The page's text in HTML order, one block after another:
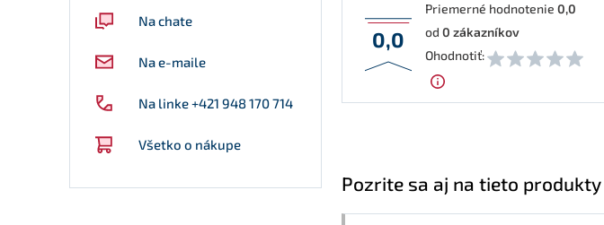
Na chate
Na e-maile
Na linke +421 948 170 714
Všetko o nákupe
0,0
Priemerné hodnotenie0,0
od0 zákazníkov
Ohodnotiť:
Pozrite sa aj na tieto produkty